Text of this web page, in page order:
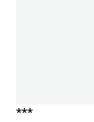
***